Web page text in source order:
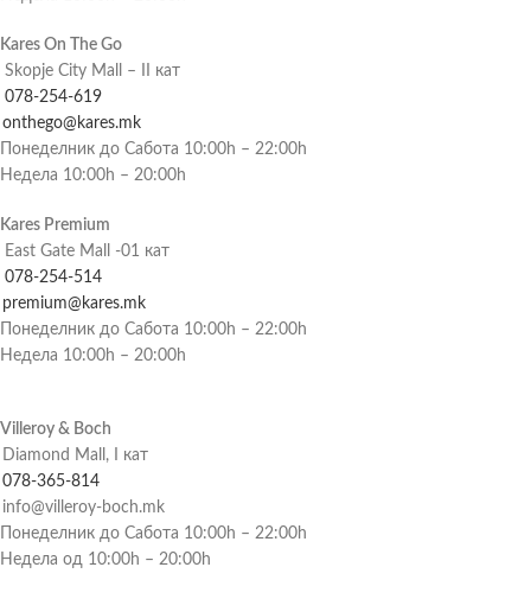
Kares On The Go
Skopje City Mall – II кат
078-254-619
onthego@kares.mk
Понеделник до Сабота 10:00h – 22:00h
Недела 10:00h – 20:00h
Kares Premium
East Gate Mall -01 кат
078-254-514
premium@kares.mk
Понеделник до Сабота 10:00h – 22:00h
Недела 10:00h – 20:00h
Villeroy & Boch
Diamond Mall, I кат
078-365-814
info@villeroy-boch.mk
Понеделник до Сабота 10:00h – 22:00h
Недела од 10:00h – 20:00h